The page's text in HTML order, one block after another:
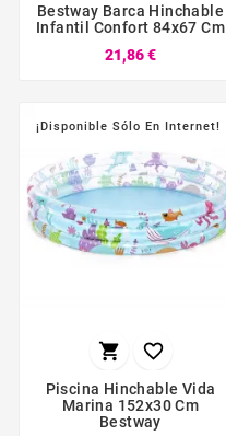
Bestway Barca Hinchable
Infantil Confort 84x67 Cm
21,86 €
¡Disponible Sólo En Internet!
 
Piscina Hinchable Vida
Marina 152x30 Cm
Bestway